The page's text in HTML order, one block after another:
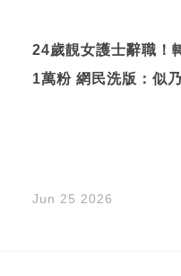
24歲靚女護士辭職！
1萬粉 網民洗版：似
Jun 25 2026